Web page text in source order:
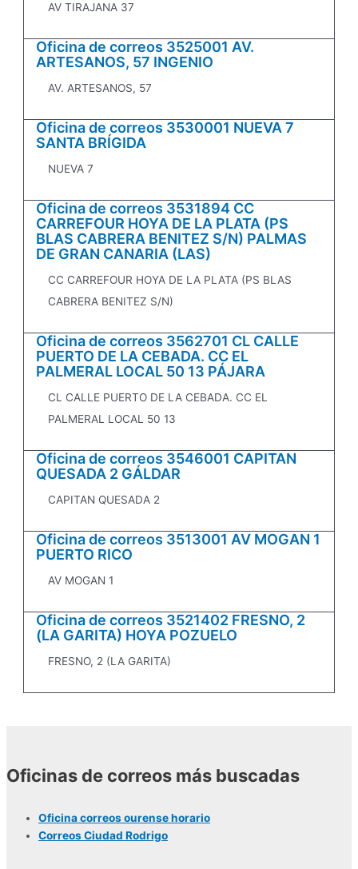
AV TIRAJANA 37
Oficina de correos 3525001 AV.
ARTESANOS, 57 INGENIO
AV. ARTESANOS, 57
Oficina de correos 3530001 NUEVA 7
SANTA BRÍGIDA
NUEVA 7
Oficina de correos 3531894 CC
CARREFOUR HOYA DE LA PLATA (PS
BLAS CABRERA BENITEZ S/N) PALMAS
DE GRAN CANARIA (LAS)
CC CARREFOUR HOYA DE LA PLATA (PS BLAS
CABRERA BENITEZ S/N)
Oficina de correos 3562701 CL CALLE
PUERTO DE LA CEBADA. CC EL
PALMERAL LOCAL 50 13 PÁJARA
CL CALLE PUERTO DE LA CEBADA. CC EL
PALMERAL LOCAL 50 13
Oficina de correos 3546001 CAPITAN
QUESADA 2 GÁLDAR
CAPITAN QUESADA 2
Oficina de correos 3513001 AV MOGAN 1
PUERTO RICO
AV MOGAN 1
Oficina de correos 3521402 FRESNO, 2
(LA GARITA) HOYA POZUELO
FRESNO, 2 (LA GARITA)
Oficinas de correos más buscadas
Oficina correos ourense horario
Correos Ciudad Rodrigo